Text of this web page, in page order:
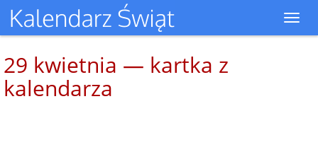
29 kwietnia — kartka z
kalendarza